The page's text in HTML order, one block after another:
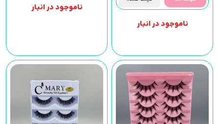
ناموجود در انبار
ناموجود در انبار